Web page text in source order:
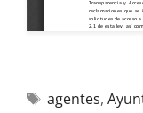
agentes,